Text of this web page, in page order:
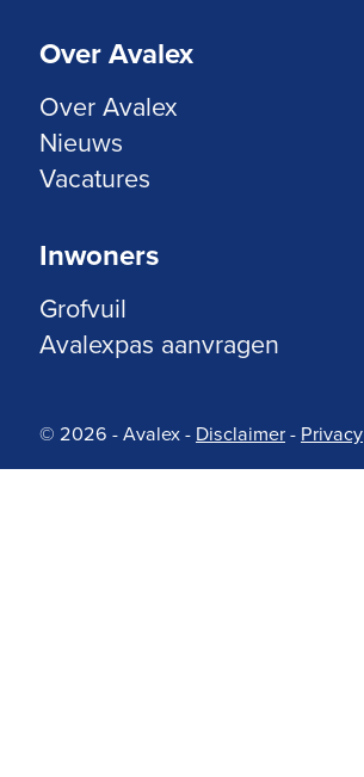
Over Avalex
Over Avalex
Nieuws
Vacatures
Inwoners
Grofvuil
Avalexpas aanvragen
© 2026 - Avalex- Disclaimer- Privacy